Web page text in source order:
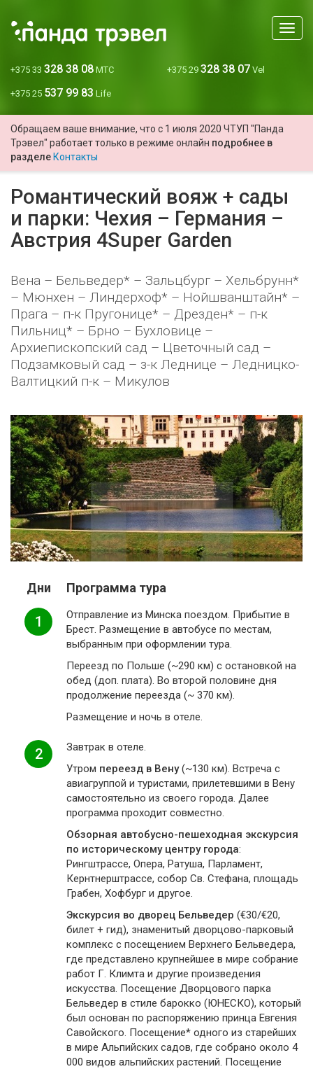
Меню
+375 33 328 38 08 МТС +375 29 328 38 07 Vel
+375 25 537 99 83 Life
Обращаем ваше внимание, что с 1 июля 2020 ЧТУП "Панда
Трэвел" работает только в режиме онлайн подробнее в
разделе Контакты
Романтический вояж + сады
и парки: Чехия – Германия –
Австрия 4Super Garden
Вена – Бельведер* – Зальцбург – Хельбрунн*
– Мюнхен – Линдерхоф* – Нойшванштайн* –
Прага – п-к Пругонице* – Дрезден* – п-к
Пильниц* – Брно – Бухловице –
Архиепископский сад – Цветочный сад –
Подзамковый сад – з-к Леднице – Ледницко-
Валтицкий п-к – Микулов
Дни Программа тура
1
Отправление из Минска поездом. Прибытие в
Брест. Размещение в автобусе по местам,
выбранным при оформлении тура.
Переезд по Польше (~290 км) с остановкой на
обед (доп. плата). Во второй половине дня
продолжение переезда (~ 370 км).
Размещение и ночь в отеле.
2
Завтрак в отеле.
Утром переезд в Вену(~130 км). Встреча с
авиагруппой и туристами, прилетевшими в Вену
самостоятельно из своего города. Далее
программа проходит совместно.
Обзорная автобусно-пешеходная экскурсия
по историческому центру города:
Рингштрассе, Опера, Ратуша, Парламент,
Кернтнерштрассе, собор Св. Стефана, площадь
Грабен, Хофбург и другое.
Экскурсия во дворец Бельведер (€30/€20,
билет + гид), знаменитый дворцово-парковый
комплекс с посещением Верхнего Бельведера,
где представлено крупнейшее в мире собрание
работ Г. Климта и другие произведения
искусства. Посещение Дворцового парка
Бельведер в стиле барокко (ЮНЕСКО), который
был основан по распоряжению принца Евгения
Савойского. Посещение* одного из старейших
в мире Альпийских садов, где собрано около 4
000 видов альпийских растений. Посещение